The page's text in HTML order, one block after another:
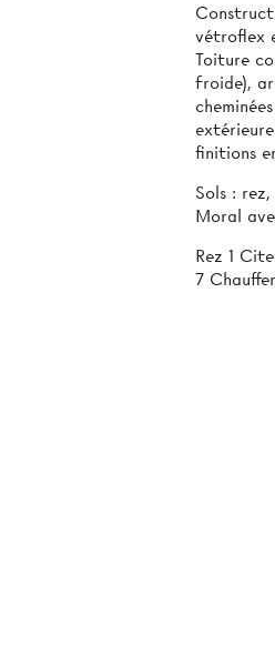
vétroflex
Toiture
froide),
finitions
Sols :
Moral
Rez 1
7